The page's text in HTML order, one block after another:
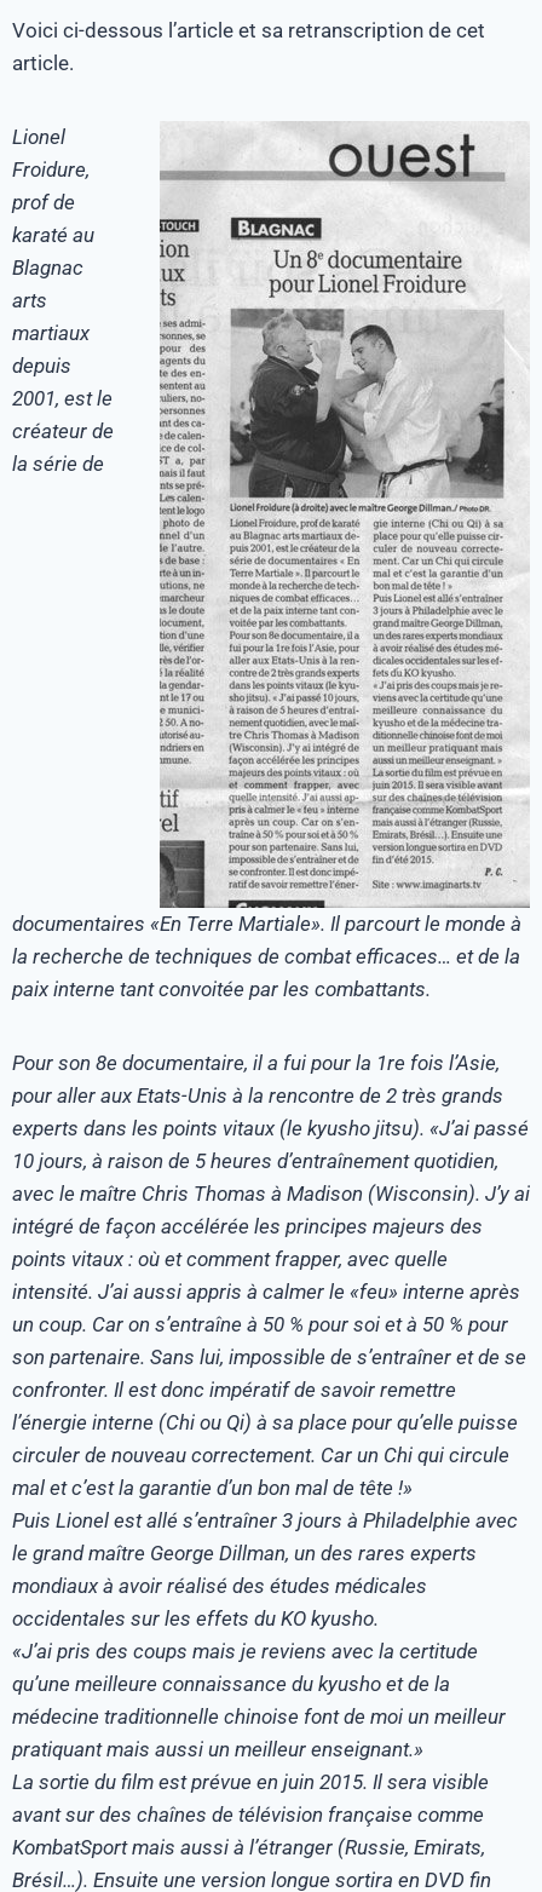
Voici ci-dessous l’article et sa retranscription de cet
article.
Lionel
Froidure,
prof de
karaté au
Blagnac
arts
martiaux
depuis
2001, est le
créateur de
la série de
documentaires «En Terre Martiale». Il parcourt le monde à
la recherche de techniques de combat efficaces… et de la
paix interne tant convoitée par les combattants.
Pour son 8e documentaire, il a fui pour la 1re fois l’Asie,
pour aller aux Etats-Unis à la rencontre de 2 très grands
experts dans les points vitaux (le kyusho jitsu). «J’ai passé
10 jours, à raison de 5 heures d’entraînement quotidien,
avec le maître Chris Thomas à Madison (Wisconsin). J’y ai
intégré de façon accélérée les principes majeurs des
points vitaux : où et comment frapper, avec quelle
intensité. J’ai aussi appris à calmer le «feu» interne après
un coup. Car on s’entraîne à 50 % pour soi et à 50 % pour
son partenaire. Sans lui, impossible de s’entraîner et de se
confronter. Il est donc impératif de savoir remettre
l’énergie interne (Chi ou Qi) à sa place pour qu’elle puisse
circuler de nouveau correctement. Car un Chi qui circule
mal et c’est la garantie d’un bon mal de tête !»
Puis Lionel est allé s’entraîner 3 jours à Philadelphie avec
le grand maître George Dillman, un des rares experts
mondiaux à avoir réalisé des études médicales
occidentales sur les effets du KO kyusho.
«J’ai pris des coups mais je reviens avec la certitude
qu’une meilleure connaissance du kyusho et de la
médecine traditionnelle chinoise font de moi un meilleur
pratiquant mais aussi un meilleur enseignant.»
La sortie du film est prévue en juin 2015. Il sera visible
avant sur des chaînes de télévision française comme
KombatSport mais aussi à l’étranger (Russie, Emirats,
Brésil…). Ensuite une version longue sortira en DVD fin